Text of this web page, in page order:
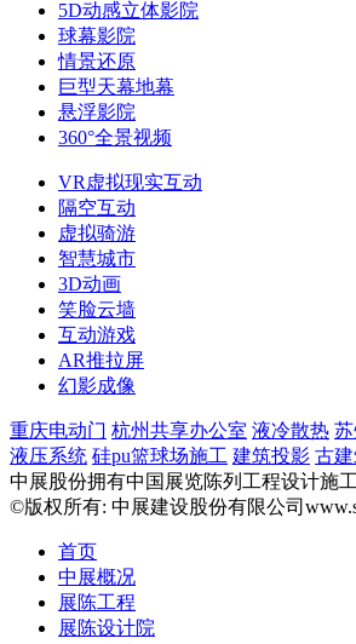
5D动感立体影院
球幕影院
情景还原
巨型天幕地幕
悬浮影院
360°全景视频
VR虚拟现实互动
隔空互动
虚拟骑游
智慧城市
3D动画
笑脸云墙
互动游戏
AR推拉屏
幻影成像
重庆电动门 杭州共享办公室 液冷散热
液压系统 硅pu篮球场施工 建筑投影 古建
中展股份拥有中国展览陈列工程设计施
©版权所有: 中展建设股份有限公司
首页
中展概况
展陈工程
展陈设计院